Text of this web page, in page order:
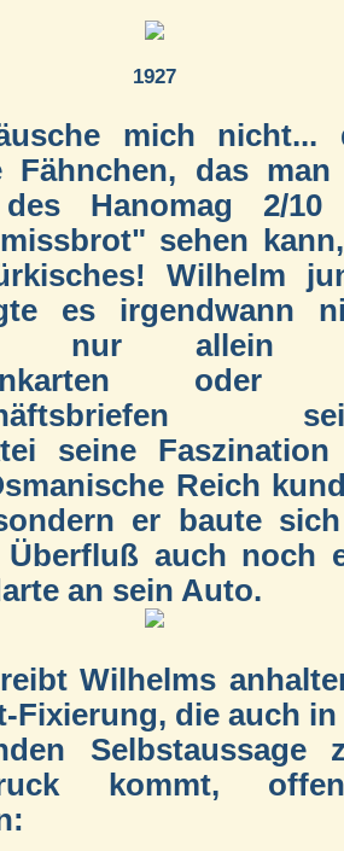
1927
mich nicht...
Fähnchen, das man
Hanomag 2/10
sehen
Wilhelm
es irgendwann
nur allein
oder
seine
Reich
er baute
Überfluß auch noch
an sein Auto.
Wilhelms
Fixierung, die auch in
Selbstaussage
kommt,